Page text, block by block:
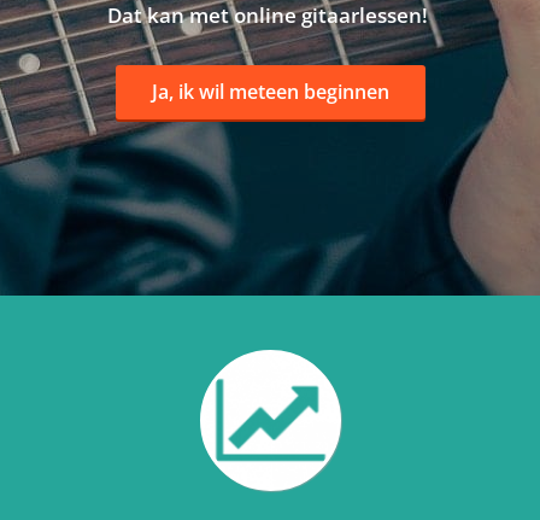
Dat kan met online gitaarlessen!
Ja, ik wil meteen beginnen